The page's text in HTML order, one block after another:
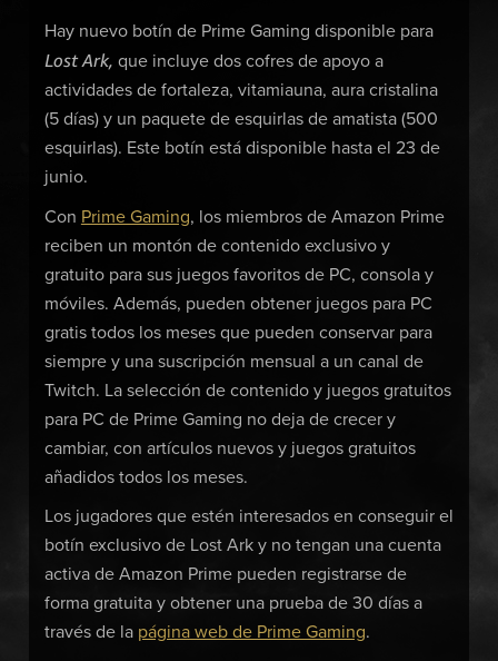
Hay nuevo botín de Prime Gaming disponible para
Lost Ark, que incluye dos cofres de apoyo a
actividades de fortaleza, vitamiauna, aura cristalina
(5 días) y un paquete de esquirlas de amatista (500
esquirlas). Este botín está disponible hasta el 23 de
junio.
Con Prime Gaming, los miembros de Amazon Prime
reciben un montón de contenido exclusivo y
gratuito para sus juegos favoritos de PC, consola y
móviles. Además, pueden obtener juegos para PC
gratis todos los meses que pueden conservar para
siempre y una suscripción mensual a un canal de
Twitch. La selección de contenido y juegos gratuitos
para PC de Prime Gaming no deja de crecer y
cambiar, con artículos nuevos y juegos gratuitos
añadidos todos los meses.
Los jugadores que estén interesados en conseguir el
botín exclusivo de Lost Ark y no tengan una cuenta
activa de Amazon Prime pueden registrarse de
forma gratuita y obtener una prueba de 30 días a
través de la página web de Prime Gaming.